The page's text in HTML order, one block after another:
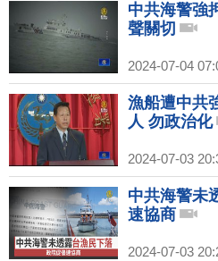
中共海警強
聲關切
2024-07-04
漁船遭中共
人 勿政治化
2024-07-03
中共海警未
速協商
2024-07-03